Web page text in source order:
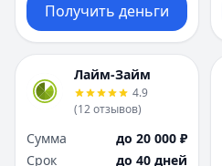
Получить деньги
Лайм-Займ
4.9
(12отзывов)
Сумма
до 20 000 ₽
Срок
до 40 дней